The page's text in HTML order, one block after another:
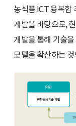
농식품 ICT 융복합
개발을 바탕으로,
개발을 통해 기술
모델을 확산하는